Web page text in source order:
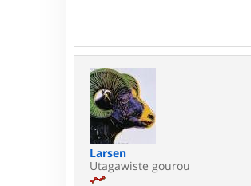
c
t
g
v
b
Larsen
Utagawiste gourou